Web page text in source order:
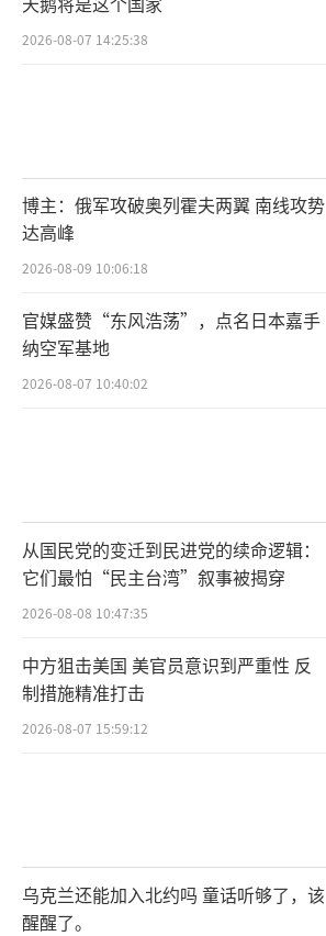
2026-08-07 14:25:38
博主：俄军攻破奥列霍夫两翼 南线攻势
达高峰
2026-08-09 10:06:18
官媒盛赞“东风浩荡”，点名日本嘉手
纳空军基地
2026-08-07 10:40:02
从国民党的变迁到民进党的续命逻辑：
它们最怕“民主台湾”叙事被揭穿
2026-08-08 10:47:35
中方狙击美国 美官员意识到严重性 反
制措施精准打击
2026-08-07 15:59:12
乌克兰还能加入北约吗 童话听够了，该
醒醒了。